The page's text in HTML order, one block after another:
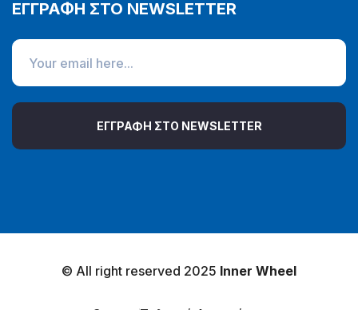
ΕΓΓΡΑΦΗ ΣΤΟ NEWSLETTER
ΕΓΓΡΑΦΗ ΣΤΟ NEWSLETTER
© All right reserved 2025 Inner Wheel